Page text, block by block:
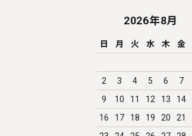
2026年8月
日 月 火 水 木 金
2
3 4 5 6 7
9
10 11 12 13 14
16
17 18 19 20 21